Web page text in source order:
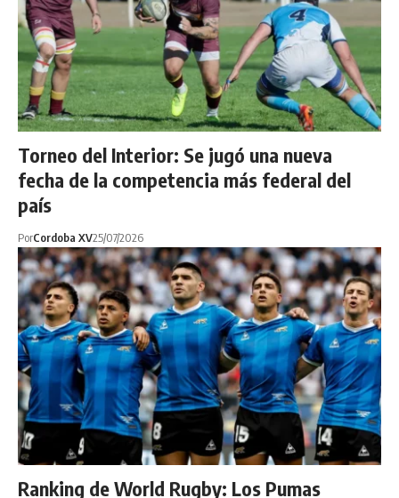
Torneo del Interior: Se jugó una nueva
fecha de la competencia más federal del
país
PorCordoba XV25/07/2026
Ranking de World Rugby: Los Pumas